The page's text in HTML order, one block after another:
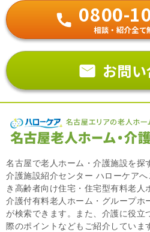
0800-
相談・紹介全て
お問
名古屋で老人ホーム・介護施設を探
介護施設紹介センター ハローケア
き高齢者向け住宅・住宅型有料老人
介護付有料老人ホーム・グループホ
が検索できます。また、介護に役立
際のポイントなどもご紹介していま